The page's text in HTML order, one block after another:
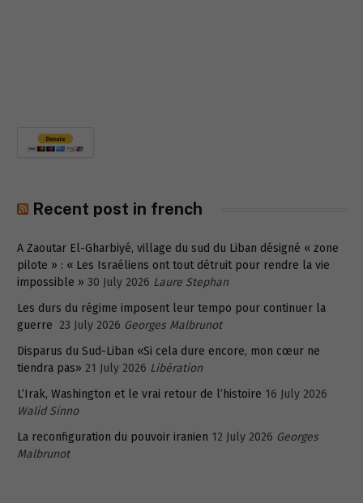
Recent post in french
A Zaoutar El-Gharbiyé, village du sud du Liban désigné « zone
pilote » : « Les Israéliens ont tout détruit pour rendre la vie
impossible » 30 July 2026 Laure Stephan
Les durs du régime imposent leur tempo pour continuer la
guerre 23 July 2026 Georges Malbrunot
Disparus du Sud-Liban «Si cela dure encore, mon cœur ne
tiendra pas» 21 July 2026 Libération
L’Irak, Washington et le vrai retour de l’histoire 16 July 2026
Walid Sinno
La reconfiguration du pouvoir iranien 12 July 2026 Georges
Malbrunot